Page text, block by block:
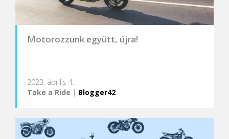
Motorozzunk együtt, újra!
2023. április 4.
Take a Ride | Blogger42